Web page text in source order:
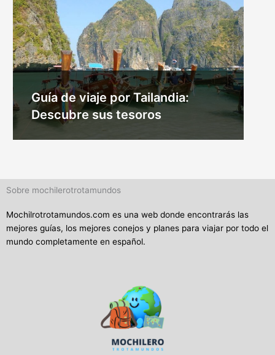
Guía de viaje por Tailandia:
Descubre sus tesoros
Sobre mochilerotrotamundos
Mochilrotrotamundos.com es una web donde encontrarás las
mejores guías, los mejores conejos y planes para viajar por todo el
mundo completamente en español.